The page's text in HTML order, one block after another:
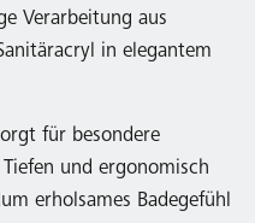
Verarbeitung aus
in elegantem
für besondere
und ergonomisch
erholsames Badegefühl